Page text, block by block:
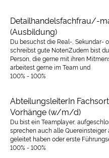
Detailhandelsfachfrau/-
(Ausbildung)
Du besuchst die Real-, Sekundar-
schreibst gute NotenZudem bist
Person, die gerne mit ihren
arbeitest gerne im Team und
100% - 100%
AbteilungsleiterIn
Vorhänge (w/m/d)
Du bist ein Teamplayer,
sprechen auch alle
geleitet haben oder erste
100% - 100%